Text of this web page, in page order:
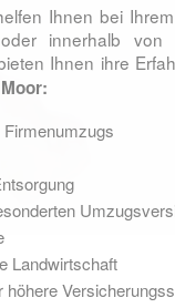
Ihnen bei
innerhalb von
Ihnen ihre
Landwirtschaft